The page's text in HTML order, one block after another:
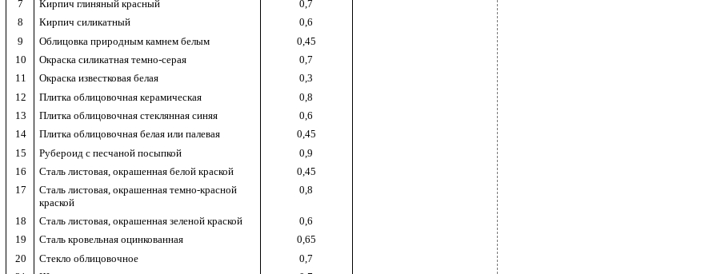
7
Кирпич глиняный красный
0,7
8
Кирпич силикатный
0,6
9
Облицовка природным камнем белым
0,45
10
Окраска силикатная темно-серая
0,7
11
Окраска известковая белая
0,3
12
Плитка облицовочная керамическая
0,8
13
Плитка облицовочная стеклянная синяя
0,6
14
Плитка облицовочная белая или палевая
0,45
15
Рубероид с песчаной посыпкой
0,9
16
Сталь листовая, окрашенная белой краской
0,45
17
Сталь листовая, окрашенная темно-красной
0,8
краской
18
Сталь листовая, окрашенная зеленой краской
0,6
19
Сталь кровельная оцинкованная
0,65
20
Стекло облицовочное
0,7